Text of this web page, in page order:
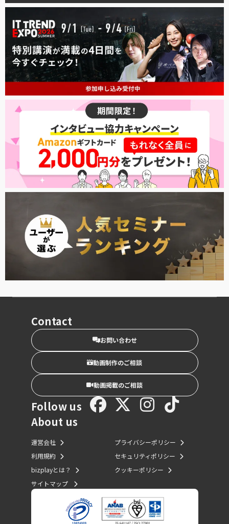
Contact
お問い合わせ
動画制作のご相談
動画掲載のご相談
Follow us
About us
運営会社
利用規約
bizplayとは？
サイトマップ
プライバシーポリシー
セキュリティポリシー
クッキーポリシー